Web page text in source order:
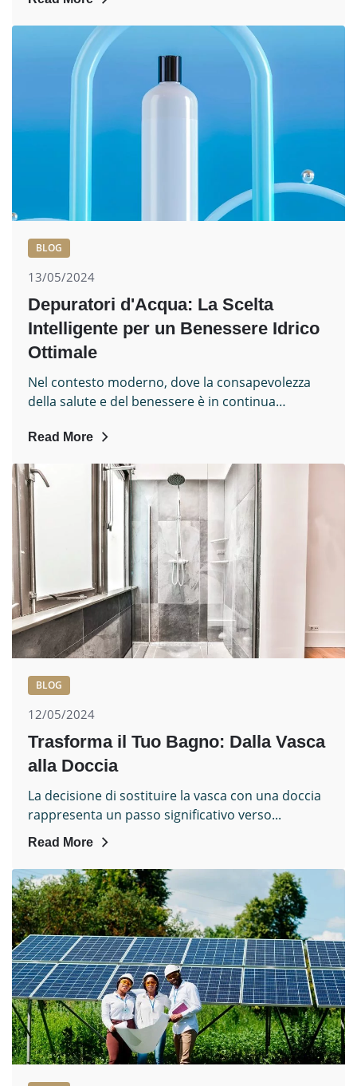
BLOG
13/05/2024
Depuratori d'Acqua: La Scelta
Intelligente per un Benessere Idrico
Ottimale
Nel contesto moderno, dove la consapevolezza
della salute e del benessere è in continua…
Read More
BLOG
12/05/2024
Trasforma il Tuo Bagno: Dalla Vasca
alla Doccia
La decisione di sostituire la vasca con una doccia
rappresenta un passo significativo verso...
Read More